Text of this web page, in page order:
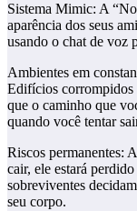
Sistema Mimic: A
aparência dos seus
usando o chat de voz
Ambientes em
Edifícios corrompidos
que o caminho que
quando você tentar
Riscos permanentes:
cair, ele estará
sobreviventes
seu corpo.